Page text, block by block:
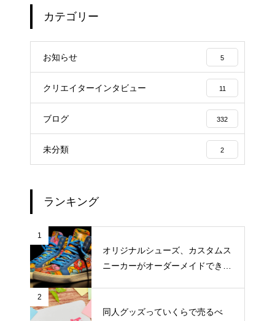
カテゴリー
お知らせ 5
クリエイターインタビュー 11
ブログ 332
未分類 2
ランキング
1
オリジナルシューズ、カスタムス
ニーカーがオーダーメイドできる
2
同人グッズっていくらで売るべ